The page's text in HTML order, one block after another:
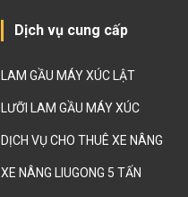
Dịch vụ cung cấp
LAM GẦU MÁY XÚC LẬT
LƯỠI LAM GẦU MÁY XÚC
DỊCH VỤ CHO THUÊ XE NÂNG
XE NÂNG LIUGONG 5 TẤN